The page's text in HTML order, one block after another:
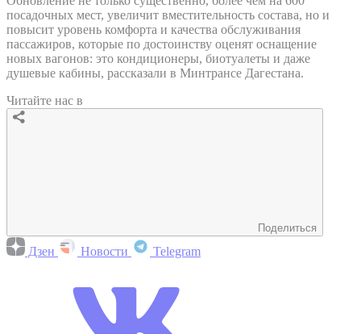
посадочных мест, увеличит вместительность состава, но и
повысит уровень комфорта и качества обслуживания
пассажиров, которые по достоинству оценят оснащение
новых вагонов: это кондиционеры, биотуалеты и даже
душевые кабины, рассказали в Минтрансе Дагестана.
Читайте нас в
Поделиться
Дзен Новости Telegram